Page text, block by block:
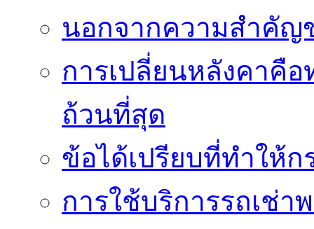
นอกจากความสำคัญ
การเปลี่ยนหลังคาคื
ถ้วนที่สุด
ข้อได้เปรียบที่ทำให้ก
การใช้บริการรถเช่